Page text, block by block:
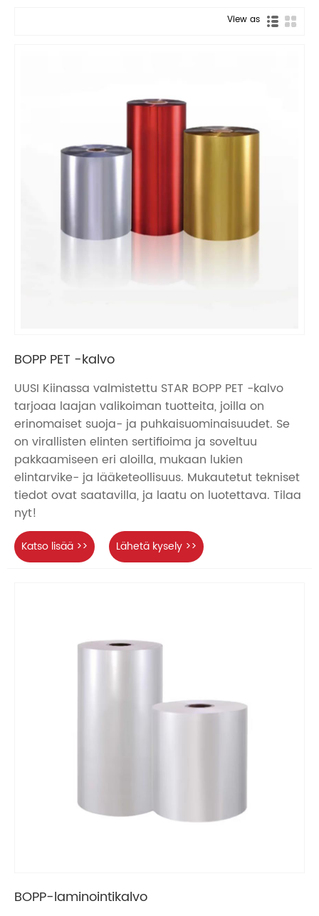
View as
BOPP PET -kalvo
UUSI Kiinassa valmistettu STAR BOPP PET -kalvo
tarjoaa laajan valikoiman tuotteita, joilla on
erinomaiset suoja- ja puhkaisuominaisuudet. Se
on virallisten elinten sertifioima ja soveltuu
pakkaamiseen eri aloilla, mukaan lukien
elintarvike- ja lääketeollisuus. Mukautetut tekniset
tiedot ovat saatavilla, ja laatu on luotettava. Tilaa
nyt!
Katso lisää >> Lähetä kysely >>
BOPP-laminointikalvo